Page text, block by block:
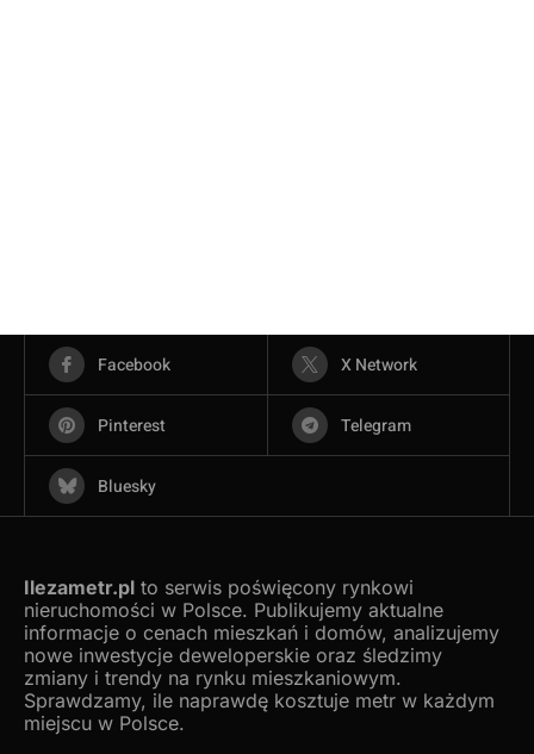
Facebook X Network
Pinterest Telegram
Bluesky
Ilezametr.pl to serwis poświęcony rynkowi
nieruchomości w Polsce. Publikujemy aktualne
informacje o cenach mieszkań i domów, analizujemy
nowe inwestycje deweloperskie oraz śledzimy
zmiany i trendy na rynku mieszkaniowym.
Sprawdzamy, ile naprawdę kosztuje metr w każdym
miejscu w Polsce.